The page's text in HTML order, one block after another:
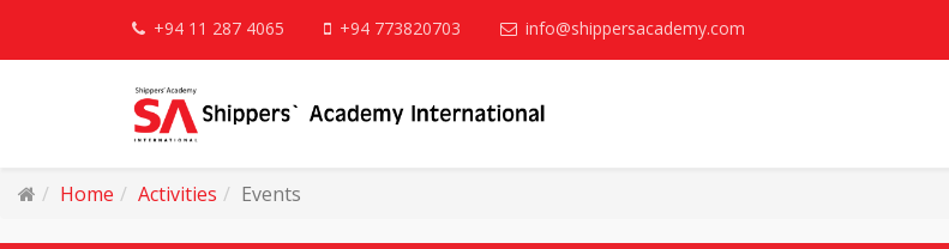
+94 11 287 4065 +94 773820703 info@shippersacademy.com
Home Activities Events